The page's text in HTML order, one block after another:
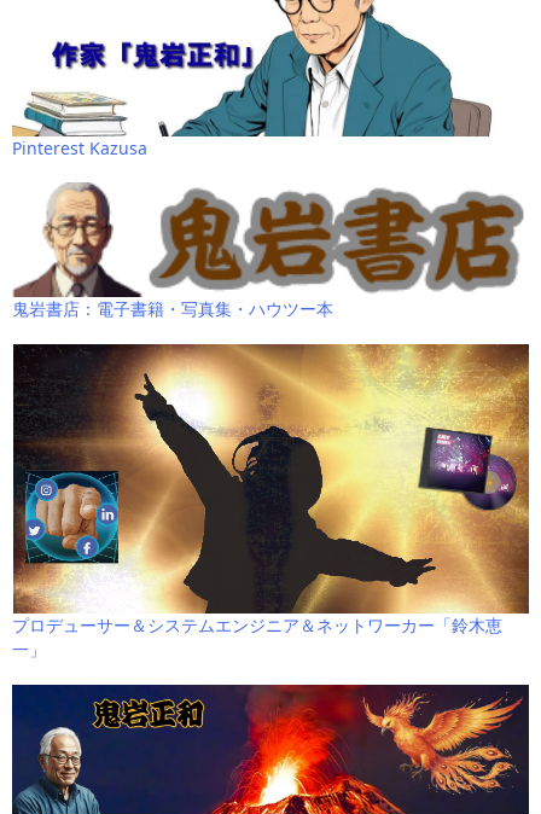
Pinterest Kazusa
鬼岩書店：電子書籍・写真集・ハウツー本
プロデューサー＆システムエンジニア＆ネットワーカー「鈴木恵
一」